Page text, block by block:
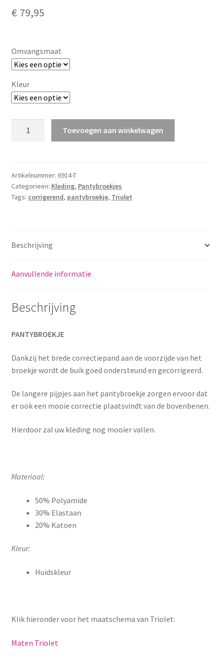
€ 79,95
Omvangsmaat
Kleur
Toevoegen aan winkelwagen
Artikelnummer: 6914-T
Categorieën: Kleding, Pantybroekjes
Tags: corrigerend, pantybroekje, Triolet
Beschrijving
Aanvullende informatie
Beschrijving
PANTYBROEKJE
Dankzij het brede correctiepand aan de voorzijde van het
broekje wordt de buik goed ondersteund en gecorrigeerd.
De langere pijpjes aan het pantybroekje zorgen ervoor dat
er ook een mooie correctie plaatsvindt van de bovenbenen.
Hierdoor zal uw kleding nog mooier vallen.
Materiaal:
50% Polyamide
30% Elastaan
20% Katoen
Kleur:
Huidskleur
Klik hieronder voor het maatschema van Triolet:
Maten Triolet